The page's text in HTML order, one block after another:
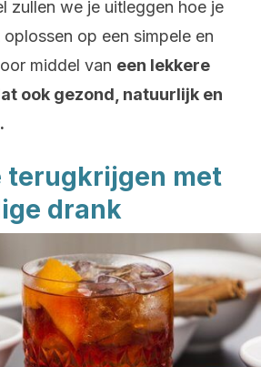
zullen we je uitleggen hoe je
op een simpele en
middel van een lekkere
ook gezond, natuurlijk en
terugkrijgen met
drank